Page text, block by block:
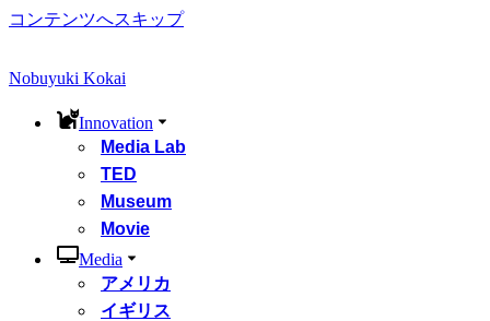
コンテンツへスキップ
Nobuyuki Kokai
Innovation
Media Lab
TED
Museum
Movie
Media
アメリカ
イギリス